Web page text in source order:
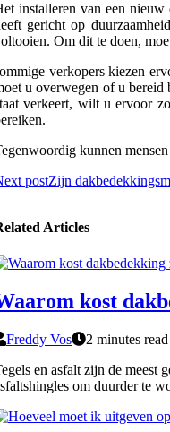
installeren van een nieuw
gericht op
Om dit te doen,
verkopers kiezen
u overwegen of u bereid
verkeert, wilt u ervoor
kunnen
postZijn
Articles
kost
Freddy Vos
2 minutes read
en asfalt zijn de meest
om duurder te